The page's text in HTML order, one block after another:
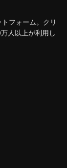
フォーム。クリ
人以上が利用し